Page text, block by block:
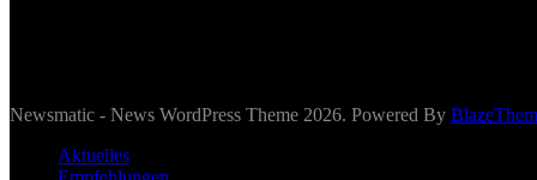
Newsmatic - News WordPress Theme 2026. Powered By
Aktuelles